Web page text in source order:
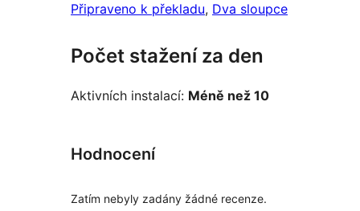
Připraveno k překladu, Dva sloupce
Počet stažení za den
Aktivních instalací: Méně než 10
Hodnocení
Zatím nebyly zadány žádné recenze.